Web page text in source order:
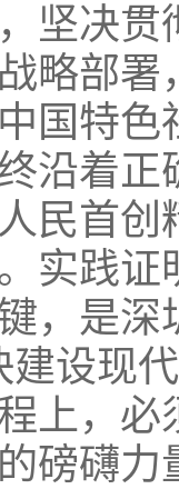
坚决
略部
国特
沿着
民首
实践
，是
建设现
上，
磅礴力